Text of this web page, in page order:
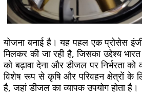
योजना बनाई है। यह पहल एक प्रोसेस
मिलकर की जा रही है, जिसका उद्देश्य
को बढ़ावा देना और डीजल पर निर्भरता
विशेष रूप से कृषि और परिवहन क्षेत्रों के
है, जहां डीजल का व्यापक उपयोग होता है।